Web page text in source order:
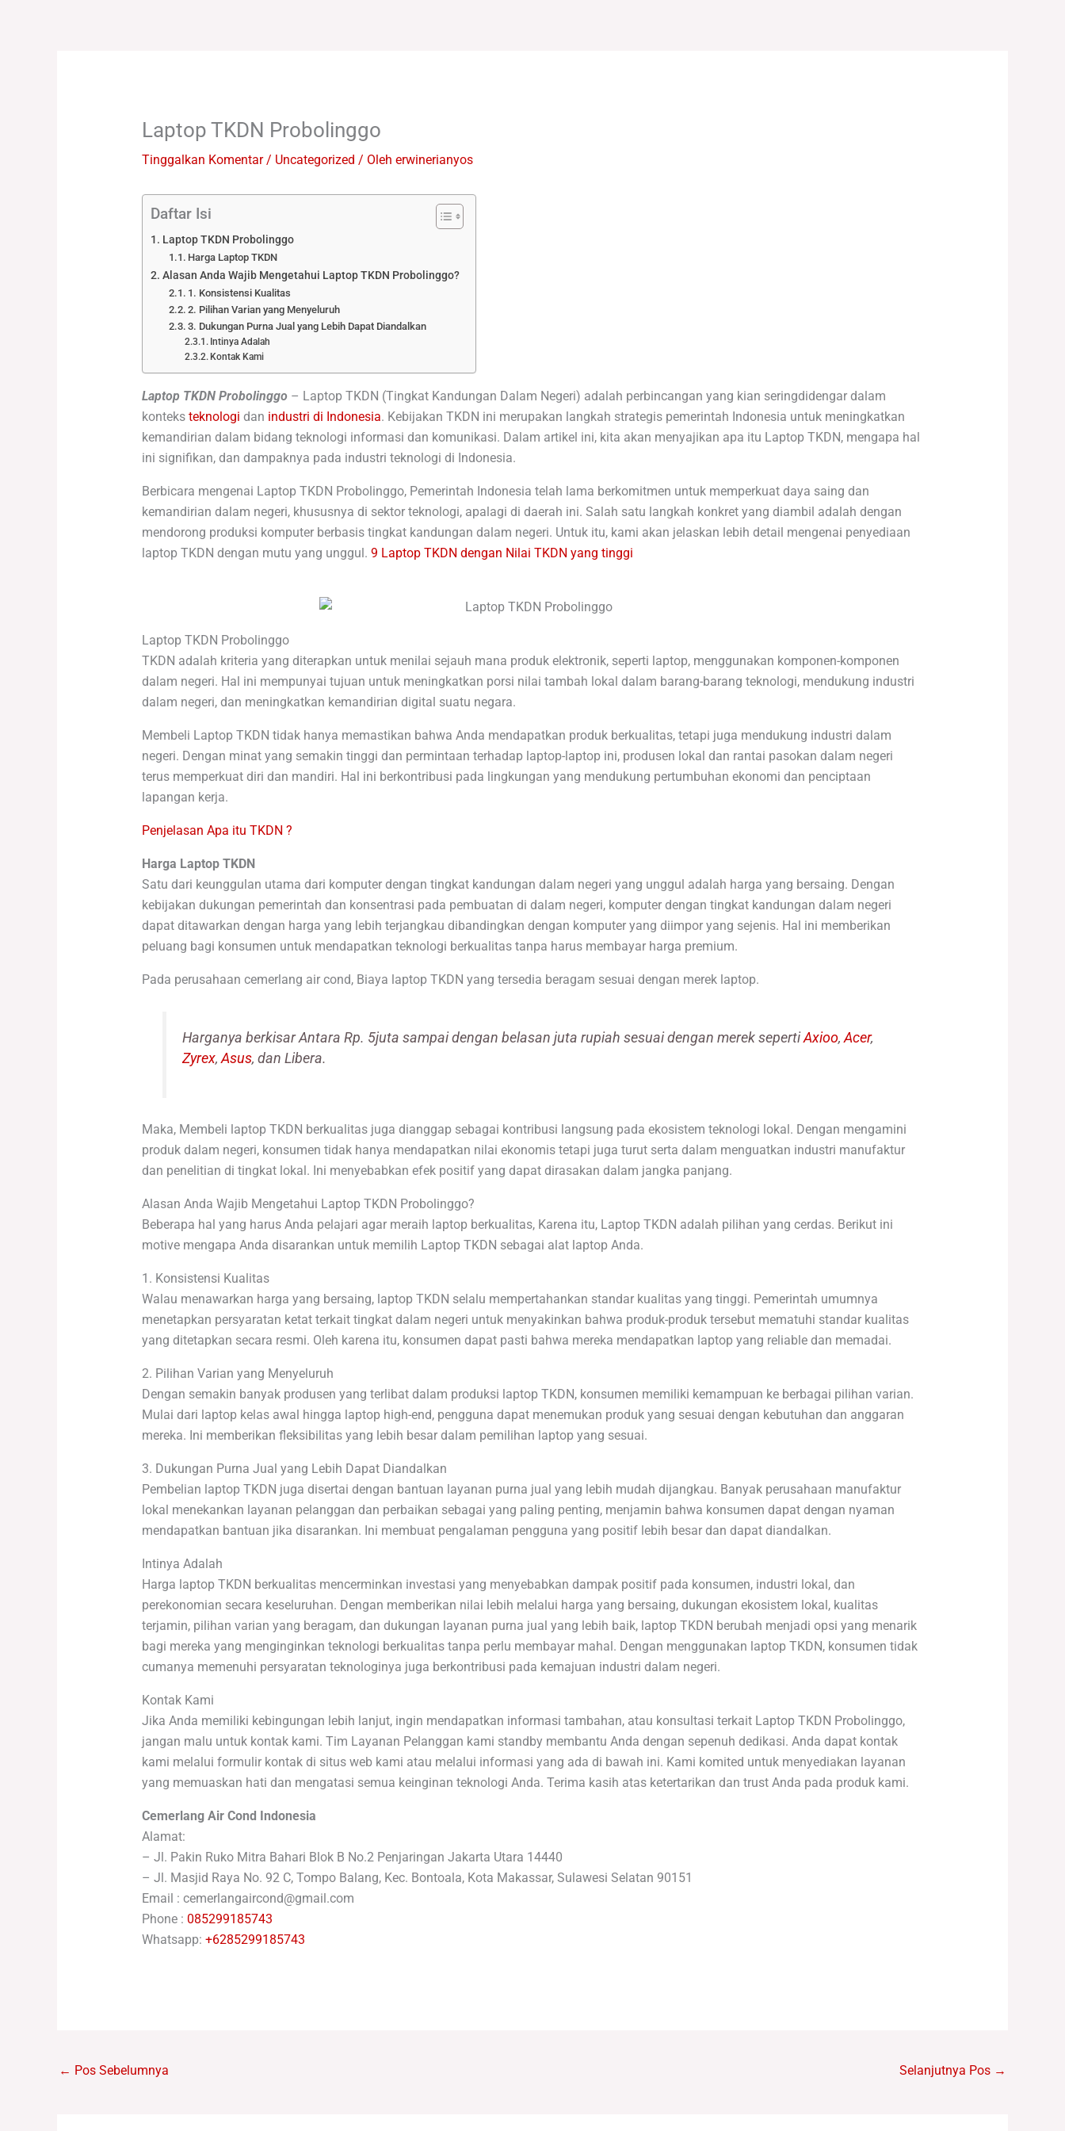
Laptop TKDN Probolinggo
Tinggalkan Komentar / Uncategorized / Oleh erwinerianyos
Daftar Isi
Laptop TKDN Probolinggo
Harga Laptop TKDN
Alasan Anda Wajib Mengetahui Laptop TKDN Probolinggo?
1. Konsistensi Kualitas
2. Pilihan Varian yang Menyeluruh
3. Dukungan Purna Jual yang Lebih Dapat Diandalkan
Intinya Adalah
Kontak Kami
Laptop TKDN Probolinggo – Laptop TKDN (Tingkat Kandungan Dalam Negeri) adalah perbincangan yang kian seringdidengar dalam
konteks teknologi dan industri di Indonesia. Kebijakan TKDN ini merupakan langkah strategis pemerintah Indonesia untuk meningkatkan
kemandirian dalam bidang teknologi informasi dan komunikasi. Dalam artikel ini, kita akan menyajikan apa itu Laptop TKDN, mengapa hal
ini signifikan, dan dampaknya pada industri teknologi di Indonesia.
Berbicara mengenai Laptop TKDN Probolinggo, Pemerintah Indonesia telah lama berkomitmen untuk memperkuat daya saing dan
kemandirian dalam negeri, khususnya di sektor teknologi, apalagi di daerah ini. Salah satu langkah konkret yang diambil adalah dengan
mendorong produksi komputer berbasis tingkat kandungan dalam negeri. Untuk itu, kami akan jelaskan lebih detail mengenai penyediaan
laptop TKDN dengan mutu yang unggul. 9 Laptop TKDN dengan Nilai TKDN yang tinggi
Laptop TKDN Probolinggo
TKDN adalah kriteria yang diterapkan untuk menilai sejauh mana produk elektronik, seperti laptop, menggunakan komponen-komponen
dalam negeri. Hal ini mempunyai tujuan untuk meningkatkan porsi nilai tambah lokal dalam barang-barang teknologi, mendukung industri
dalam negeri, dan meningkatkan kemandirian digital suatu negara.
Membeli Laptop TKDN tidak hanya memastikan bahwa Anda mendapatkan produk berkualitas, tetapi juga mendukung industri dalam
negeri. Dengan minat yang semakin tinggi dan permintaan terhadap laptop-laptop ini, produsen lokal dan rantai pasokan dalam negeri
terus memperkuat diri dan mandiri. Hal ini berkontribusi pada lingkungan yang mendukung pertumbuhan ekonomi dan penciptaan
lapangan kerja.
Penjelasan Apa itu TKDN ?
Harga Laptop TKDN
Satu dari keunggulan utama dari komputer dengan tingkat kandungan dalam negeri yang unggul adalah harga yang bersaing. Dengan
kebijakan dukungan pemerintah dan konsentrasi pada pembuatan di dalam negeri, komputer dengan tingkat kandungan dalam negeri
dapat ditawarkan dengan harga yang lebih terjangkau dibandingkan dengan komputer yang diimpor yang sejenis. Hal ini memberikan
peluang bagi konsumen untuk mendapatkan teknologi berkualitas tanpa harus membayar harga premium.
Pada perusahaan cemerlang air cond, Biaya laptop TKDN yang tersedia beragam sesuai dengan merek laptop.
Harganya berkisar Antara Rp. 5juta sampai dengan belasan juta rupiah sesuai dengan merek sepertiAxioo,Acer,
Zyrex,Asus, dan Libera.
Maka, Membeli laptop TKDN berkualitas juga dianggap sebagai kontribusi langsung pada ekosistem teknologi lokal. Dengan mengamini
produk dalam negeri, konsumen tidak hanya mendapatkan nilai ekonomis tetapi juga turut serta dalam menguatkan industri manufaktur
dan penelitian di tingkat lokal. Ini menyebabkan efek positif yang dapat dirasakan dalam jangka panjang.
Alasan Anda Wajib Mengetahui Laptop TKDN Probolinggo?
Beberapa hal yang harus Anda pelajari agar meraih laptop berkualitas, Karena itu, Laptop TKDN adalah pilihan yang cerdas. Berikut ini
motive mengapa Anda disarankan untuk memilih Laptop TKDN sebagai alat laptop Anda.
1. Konsistensi Kualitas
Walau menawarkan harga yang bersaing, laptop TKDN selalu mempertahankan standar kualitas yang tinggi. Pemerintah umumnya
menetapkan persyaratan ketat terkait tingkat dalam negeri untuk menyakinkan bahwa produk-produk tersebut mematuhi standar kualitas
yang ditetapkan secara resmi. Oleh karena itu, konsumen dapat pasti bahwa mereka mendapatkan laptop yang reliable dan memadai.
2. Pilihan Varian yang Menyeluruh
Dengan semakin banyak produsen yang terlibat dalam produksi laptop TKDN, konsumen memiliki kemampuan ke berbagai pilihan varian.
Mulai dari laptop kelas awal hingga laptop high-end, pengguna dapat menemukan produk yang sesuai dengan kebutuhan dan anggaran
mereka. Ini memberikan fleksibilitas yang lebih besar dalam pemilihan laptop yang sesuai.
3. Dukungan Purna Jual yang Lebih Dapat Diandalkan
Pembelian laptop TKDN juga disertai dengan bantuan layanan purna jual yang lebih mudah dijangkau. Banyak perusahaan manufaktur
lokal menekankan layanan pelanggan dan perbaikan sebagai yang paling penting, menjamin bahwa konsumen dapat dengan nyaman
mendapatkan bantuan jika disarankan. Ini membuat pengalaman pengguna yang positif lebih besar dan dapat diandalkan.
Intinya Adalah
Harga laptop TKDN berkualitas mencerminkan investasi yang menyebabkan dampak positif pada konsumen, industri lokal, dan
perekonomian secara keseluruhan. Dengan memberikan nilai lebih melalui harga yang bersaing, dukungan ekosistem lokal, kualitas
terjamin, pilihan varian yang beragam, dan dukungan layanan purna jual yang lebih baik, laptop TKDN berubah menjadi opsi yang menarik
bagi mereka yang menginginkan teknologi berkualitas tanpa perlu membayar mahal. Dengan menggunakan laptop TKDN, konsumen tidak
cumanya memenuhi persyaratan teknologinya juga berkontribusi pada kemajuan industri dalam negeri.
Kontak Kami
Jika Anda memiliki kebingungan lebih lanjut, ingin mendapatkan informasi tambahan, atau konsultasi terkait Laptop TKDN Probolinggo,
jangan malu untuk kontak kami. Tim Layanan Pelanggan kami standby membantu Anda dengan sepenuh dedikasi. Anda dapat kontak
kami melalui formulir kontak di situs web kami atau melalui informasi yang ada di bawah ini. Kami komited untuk menyediakan layanan
yang memuaskan hati dan mengatasi semua keinginan teknologi Anda. Terima kasih atas ketertarikan dan trust Anda pada produk kami.
Cemerlang Air Cond Indonesia
Alamat:
– Jl. Pakin Ruko Mitra Bahari Blok B No.2 Penjaringan Jakarta Utara 14440
– Jl. Masjid Raya No. 92 C, Tompo Balang, Kec. Bontoala, Kota Makassar, Sulawesi Selatan 90151
Email : cemerlangaircond@gmail.com
Phone : 085299185743
Whatsapp: +6285299185743
← Pos Sebelumnya Selanjutnya Pos →